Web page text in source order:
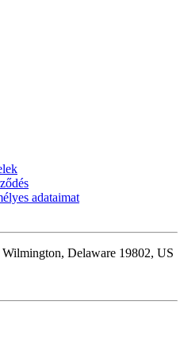
adataimat
Delaware 19802, US